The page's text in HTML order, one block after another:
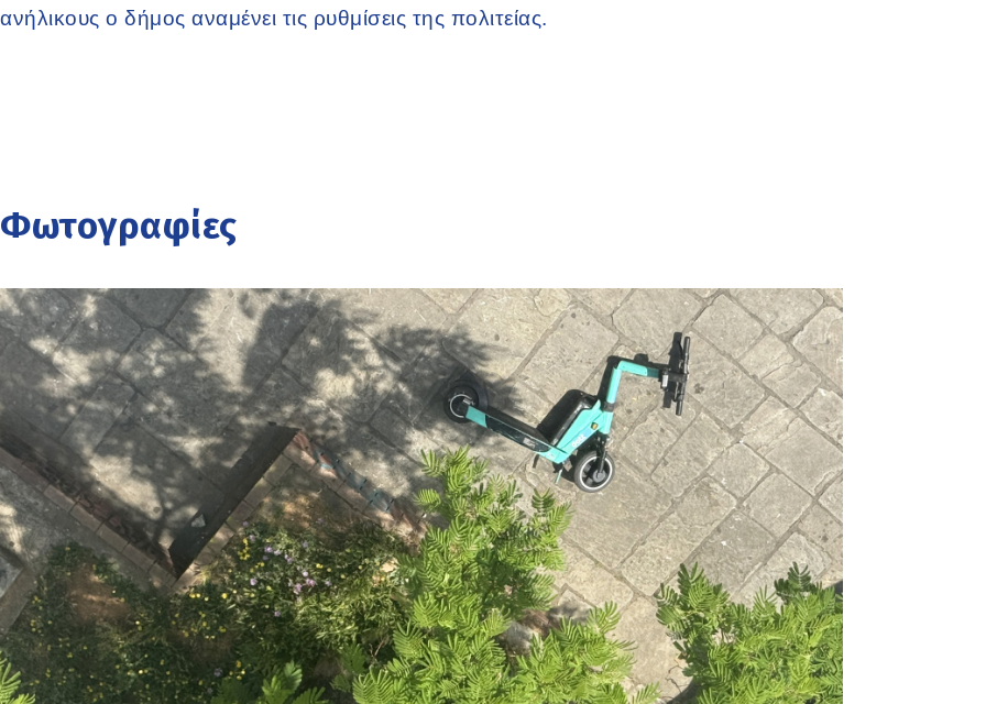
ανήλικους ο δήμος αναμένει τις ρυθμίσεις της πολιτείας.
Φωτογραφίες